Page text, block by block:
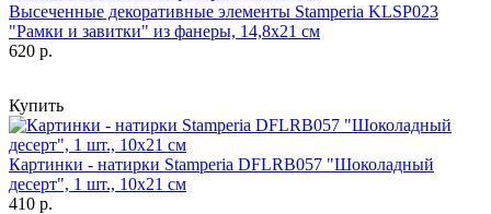
Высеченные декоративные элементы Stamperia KLSP023
"Рамки и завитки" из фанеры, 14,8х21 см
620 р.
Купить
Картинки - натирки Stamperia DFLRB057 "Шоколадный
десерт", 1 шт., 10х21 см
410 р.